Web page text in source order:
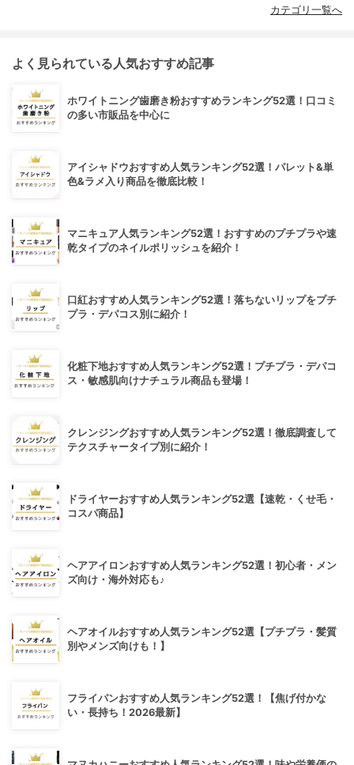
カテゴリ一覧へ
よく見られている人気おすすめ記事
ホワイトニング歯磨き粉おすすめランキング52選！口コミ
の多い市販品を中心に
アイシャドウおすすめ人気ランキング52選！パレット&単
色&ラメ入り商品を徹底比較！
マニキュア人気ランキング52選！おすすめのプチプラや速
乾タイプのネイルポリッシュを紹介！
口紅おすすめ人気ランキング52選！落ちないリップをプチ
プラ・デパコス別に紹介！
化粧下地おすすめ人気ランキング52選！プチプラ・デパコ
ス・敏感肌向けナチュラル商品も登場！
クレンジングおすすめ人気ランキング52選！徹底調査して
テクスチャータイプ別に紹介！
ドライヤーおすすめ人気ランキング52選【速乾・くせ毛・
コスパ商品】
ヘアアイロンおすすめ人気ランキング52選！初心者・メン
ズ向け・海外対応も♪
ヘアオイルおすすめ人気ランキング52選【プチプラ・髪質
別やメンズ向けも！】
フライパンおすすめ人気ランキング52選！【焦げ付かな
い・長持ち！2026最新】